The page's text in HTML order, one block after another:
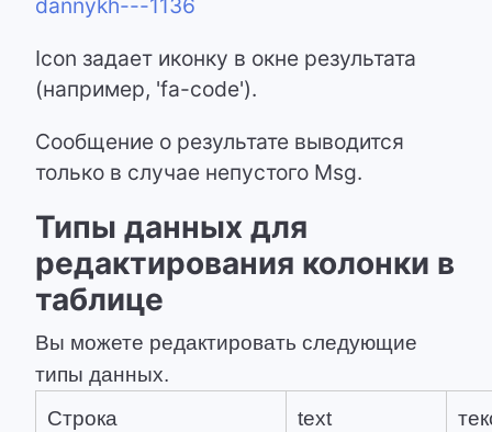
dannykh---1136
Icon задает иконку в окне результата
(например, 'fa-code').
Сообщение о результате выводится
только в случае непустого Msg.
Типы данных для
редактирования колонки в
таблице
Вы можете редактировать следующие
типы данных.
Строка
text